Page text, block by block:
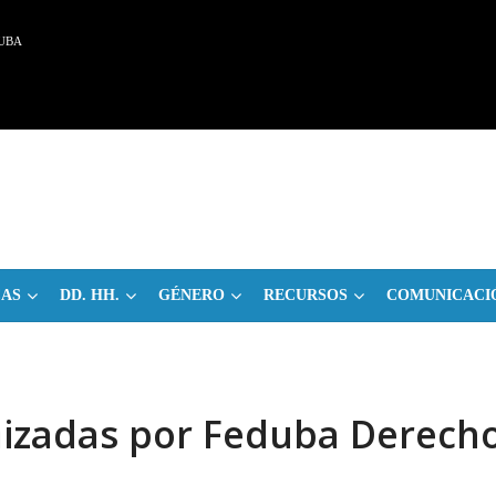
DD. HH. GÉNERO RECURSOS
por Feduba